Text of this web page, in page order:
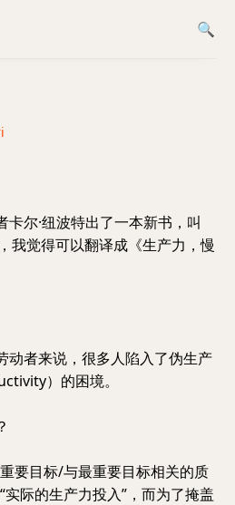
卡尔·纽波特出了一本新书，叫
觉得可以翻译成《生产力，慢
动者来说，很多人陷入了伪生产
）的困境。
要目标/与最重要目标相关的质
实际的生产力投入”，而为了掩盖